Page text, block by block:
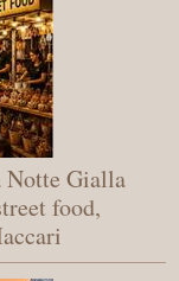
Gialla
food,